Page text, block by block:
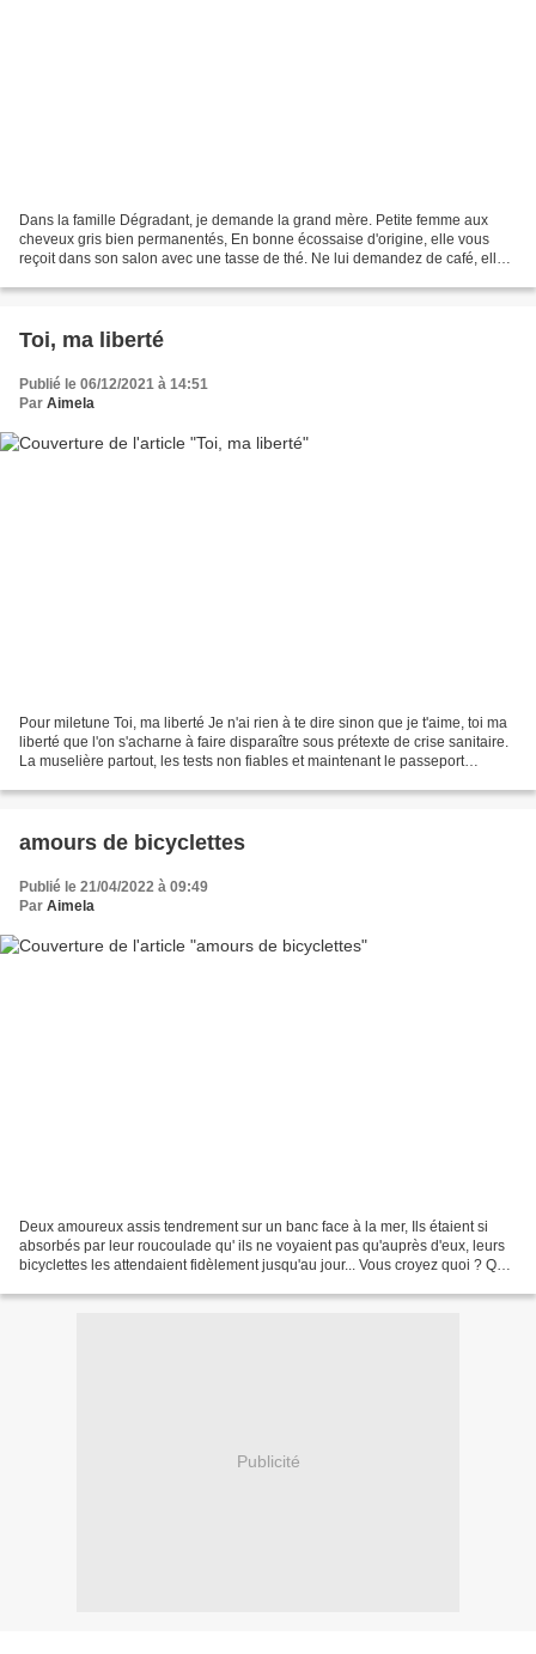
Dans la famille Dégradant, je demande la grand mère. Petite femme aux
cheveux gris bien permanentés, En bonne écossaise d'origine, elle vous
reçoit dans son salon avec une tasse de thé. Ne lui demandez de café, elle
Toi, ma liberté
Publié le 06/12/2021 à 14:51
Par Aimela
Pour miletune Toi, ma liberté Je n'ai rien à te dire sinon que je t'aime, toi ma
liberté que l'on s'acharne à faire disparaître sous prétexte de crise sanitaire.
La muselière partout, les tests non fiables et maintenant le passeport
amours de bicyclettes
Publié le 21/04/2022 à 09:49
Par Aimela
Deux amoureux assis tendrement sur un banc face à la mer, Ils étaient si
absorbés par leur roucoulade qu' ils ne voyaient pas qu'auprès d'eux, leurs
bicyclettes les attendaient fidèlement jusqu'au jour... Vous croyez quoi ? Que
Publicité